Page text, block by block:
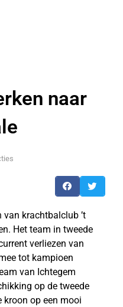
naar
krachtbalclub ’t
Het team in tweede
verliezen van
tot kampioen
van Ichtegem
op de tweede
kroon op een mooi